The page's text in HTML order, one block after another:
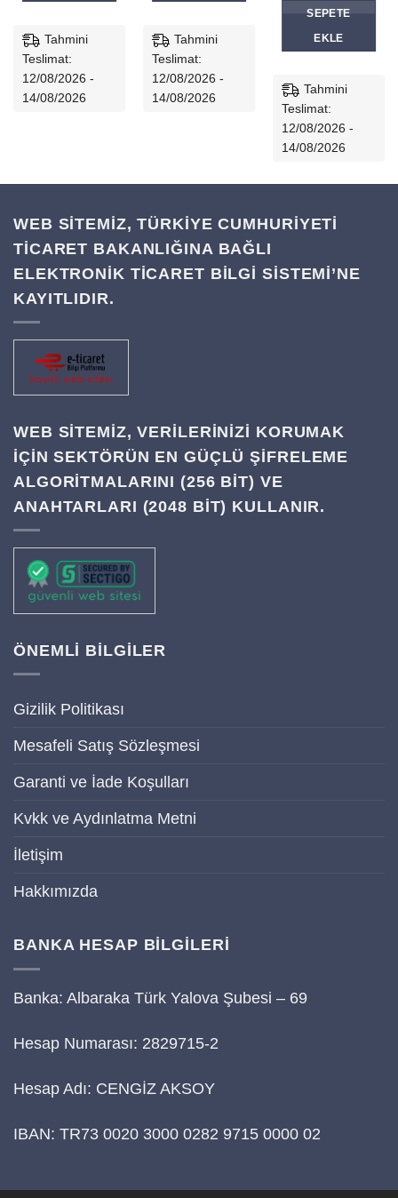
Tahmini
Teslimat:
12/08/2026 -
14/08/2026
Tahmini
Teslimat:
12/08/2026 -
14/08/2026
SEPETE
EKLE
Tahmini
Teslimat:
12/08/2026 -
14/08/2026
WEB SİTEMİZ, TÜRKİYE CUMHURİYETİ
TİCARET BAKANLIĞINA BAĞLI
ELEKTRONİK TİCARET BİLGİ SİSTEMİ’NE
KAYITLIDIR.
WEB SITEMIZ, VERILERINIZI KORUMAK
IÇIN SEKTÖRÜN EN GÜÇLÜ ŞIFRELEME
ALGORITMALARINI (256 BIT) VE
ANAHTARLARI (2048 BIT) KULLANIR.
ÖNEMLİ BİLGİLER
Gizilik Politikası
Mesafeli Satış Sözleşmesi
Garanti ve İade Koşulları
Kvkk ve Aydınlatma Metni
İletişim
Hakkımızda
BANKA HESAP BİLGİLERİ
Banka: Albaraka Türk Yalova Şubesi – 69
Hesap Numarası: 2829715-2
Hesap Adı: CENGİZ AKSOY
IBAN: TR73 0020 3000 0282 9715 0000 02